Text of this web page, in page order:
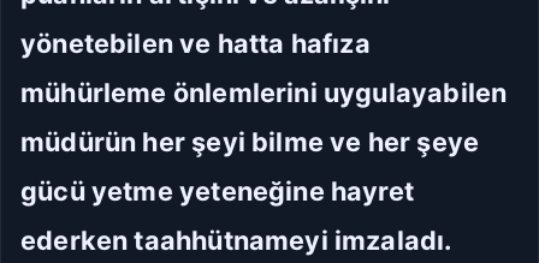
yönetebilen ve hatta hafıza
mühürleme önlemlerini uygulayabilen
müdürün her şeyi bilme ve her şeye
gücü yetme yeteneğine hayret
ederken taahhütnameyi imzaladı.